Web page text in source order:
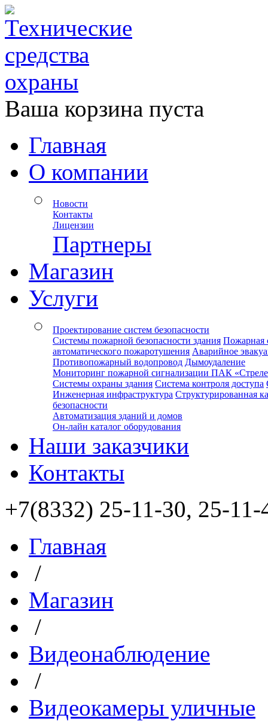
Ваша корзина пуста
Главная
О компании
Новости
Контакты
Лицензии
Партнеры
Магазин
Услуги
Проектирование систем безопасности
Системы пожарной безопасности здания Пожарная
автоматического пожаротушения Аварийное
Противопожарный водопровод Дымоудаление
Мониторинг пожарной сигнализации ПАК
Системы охраны здания Система контроля доступа
Инженерная инфраструктура Структурированная
безопасности
Автоматизация зданий и домов
Он-лайн каталог оборудования
Наши заказчики
Контакты
+7(8332) 25-11-30, 25-11-
Главная
/
Магазин
/
Видеонаблюдение
/
Видеокамеры уличные